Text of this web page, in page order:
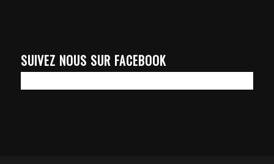
SUIVEZ NOUS SUR FACEBOOK